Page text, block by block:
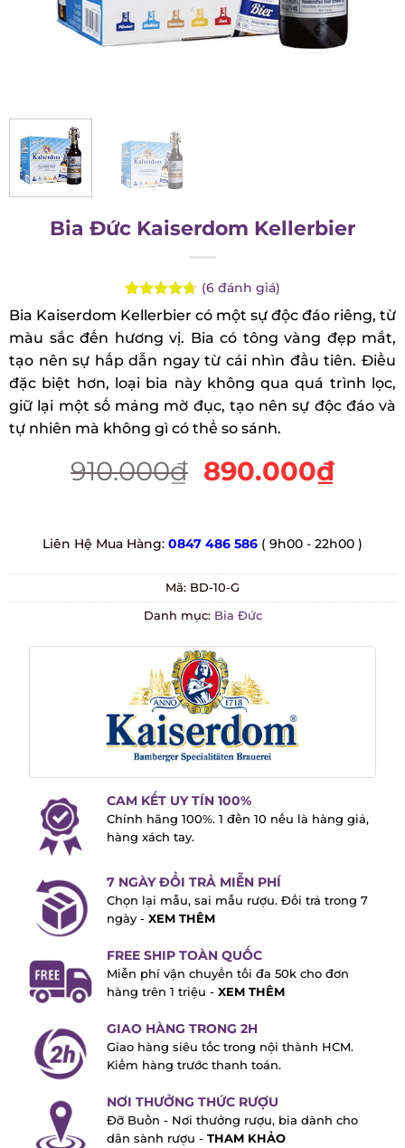
Bia Đức Kaiserdom Kellerbier
Rated4.67
out of 5
based on
6
customer
ratings
( 6đánh giá)
Bia Kaiserdom Kellerbier có một sự độc đáo riêng,
từ màu sắc đến hương vị. Bia có tông vàng đẹp
mắt, tạo nên sự hấp dẫn ngay từ cái nhìn đầu tiên.
Điều đặc biệt hơn, loại bia này không qua quá
trình lọc, giữ lại một số mảng mờ đục, tạo nên sự
độc đáo và tự nhiên mà không gì có thể so sánh.
910.000₫ 890.000₫
Liên Hệ Mua Hàng:0847 486 586 ( 9h00 - 22h00 )
Mã:BD-10-G
Danh mục:Bia Đức
CAM KẾT UY TÍN 100%
Chính hãng 100%. 1 đền 10 nếu là hàng
giả, hàng xách tay.
7 NGÀY ĐỔI TRẢ MIỄN PHÍ
Chọn lại mẫu, sai mẫu rượu. Đổi trả trong
7 ngày -XEM THÊM
FREE SHIP TOÀN QUỐC
Miễn phí vận chuyển tối đa 50k cho đơn
hàng trên 1 triệu -
XEM THÊM
GIAO HÀNG TRONG 2H
Giao hàng siêu tốc trong nội thành HCM.
Kiểm hàng trước thanh toán.
NƠI THƯỞNG THỨC RƯỢU
Đỡ Buồn - Nơi thưởng rượu, bia dành cho
dân sành rượu -
THAM KHẢO